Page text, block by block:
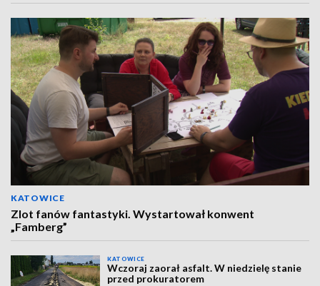
KATOWICE
Zlot fanów fantastyki. Wystartował konwent
„Famberg”
KATOWICE
Wczoraj zaorał asfalt. W niedzielę stanie
przed prokuratorem